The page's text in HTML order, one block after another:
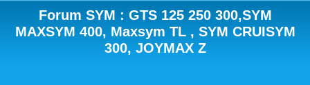
Forum SYM : GTS 125 250 300,SYM
MAXSYM 400, Maxsym TL , SYM CRUISYM
300, JOYMAX Z